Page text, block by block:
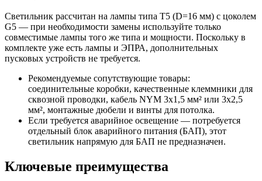
Светильник рассчитан на лампы типа T5 (D=16 мм) с цоколем
G5 — при необходимости замены используйте только
совместимые лампы того же типа и мощности. Поскольку в
комплекте уже есть лампы и ЭПРА, дополнительных
пусковых устройств не требуется.
Рекомендуемые сопутствующие товары:
соединительные коробки, качественные клеммники для
сквозной проводки, кабель NYM 3x1,5 мм² или 3x2,5
мм², монтажные дюбели и винты для потолка.
Если требуется аварийное освещение — потребуется
отдельный блок аварийного питания (БАП), этот
светильник напрямую для БАП не предназначен.
Ключевые преимущества